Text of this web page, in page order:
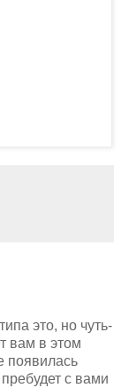
это, но чуть-
вам в этом
появилась
с вами